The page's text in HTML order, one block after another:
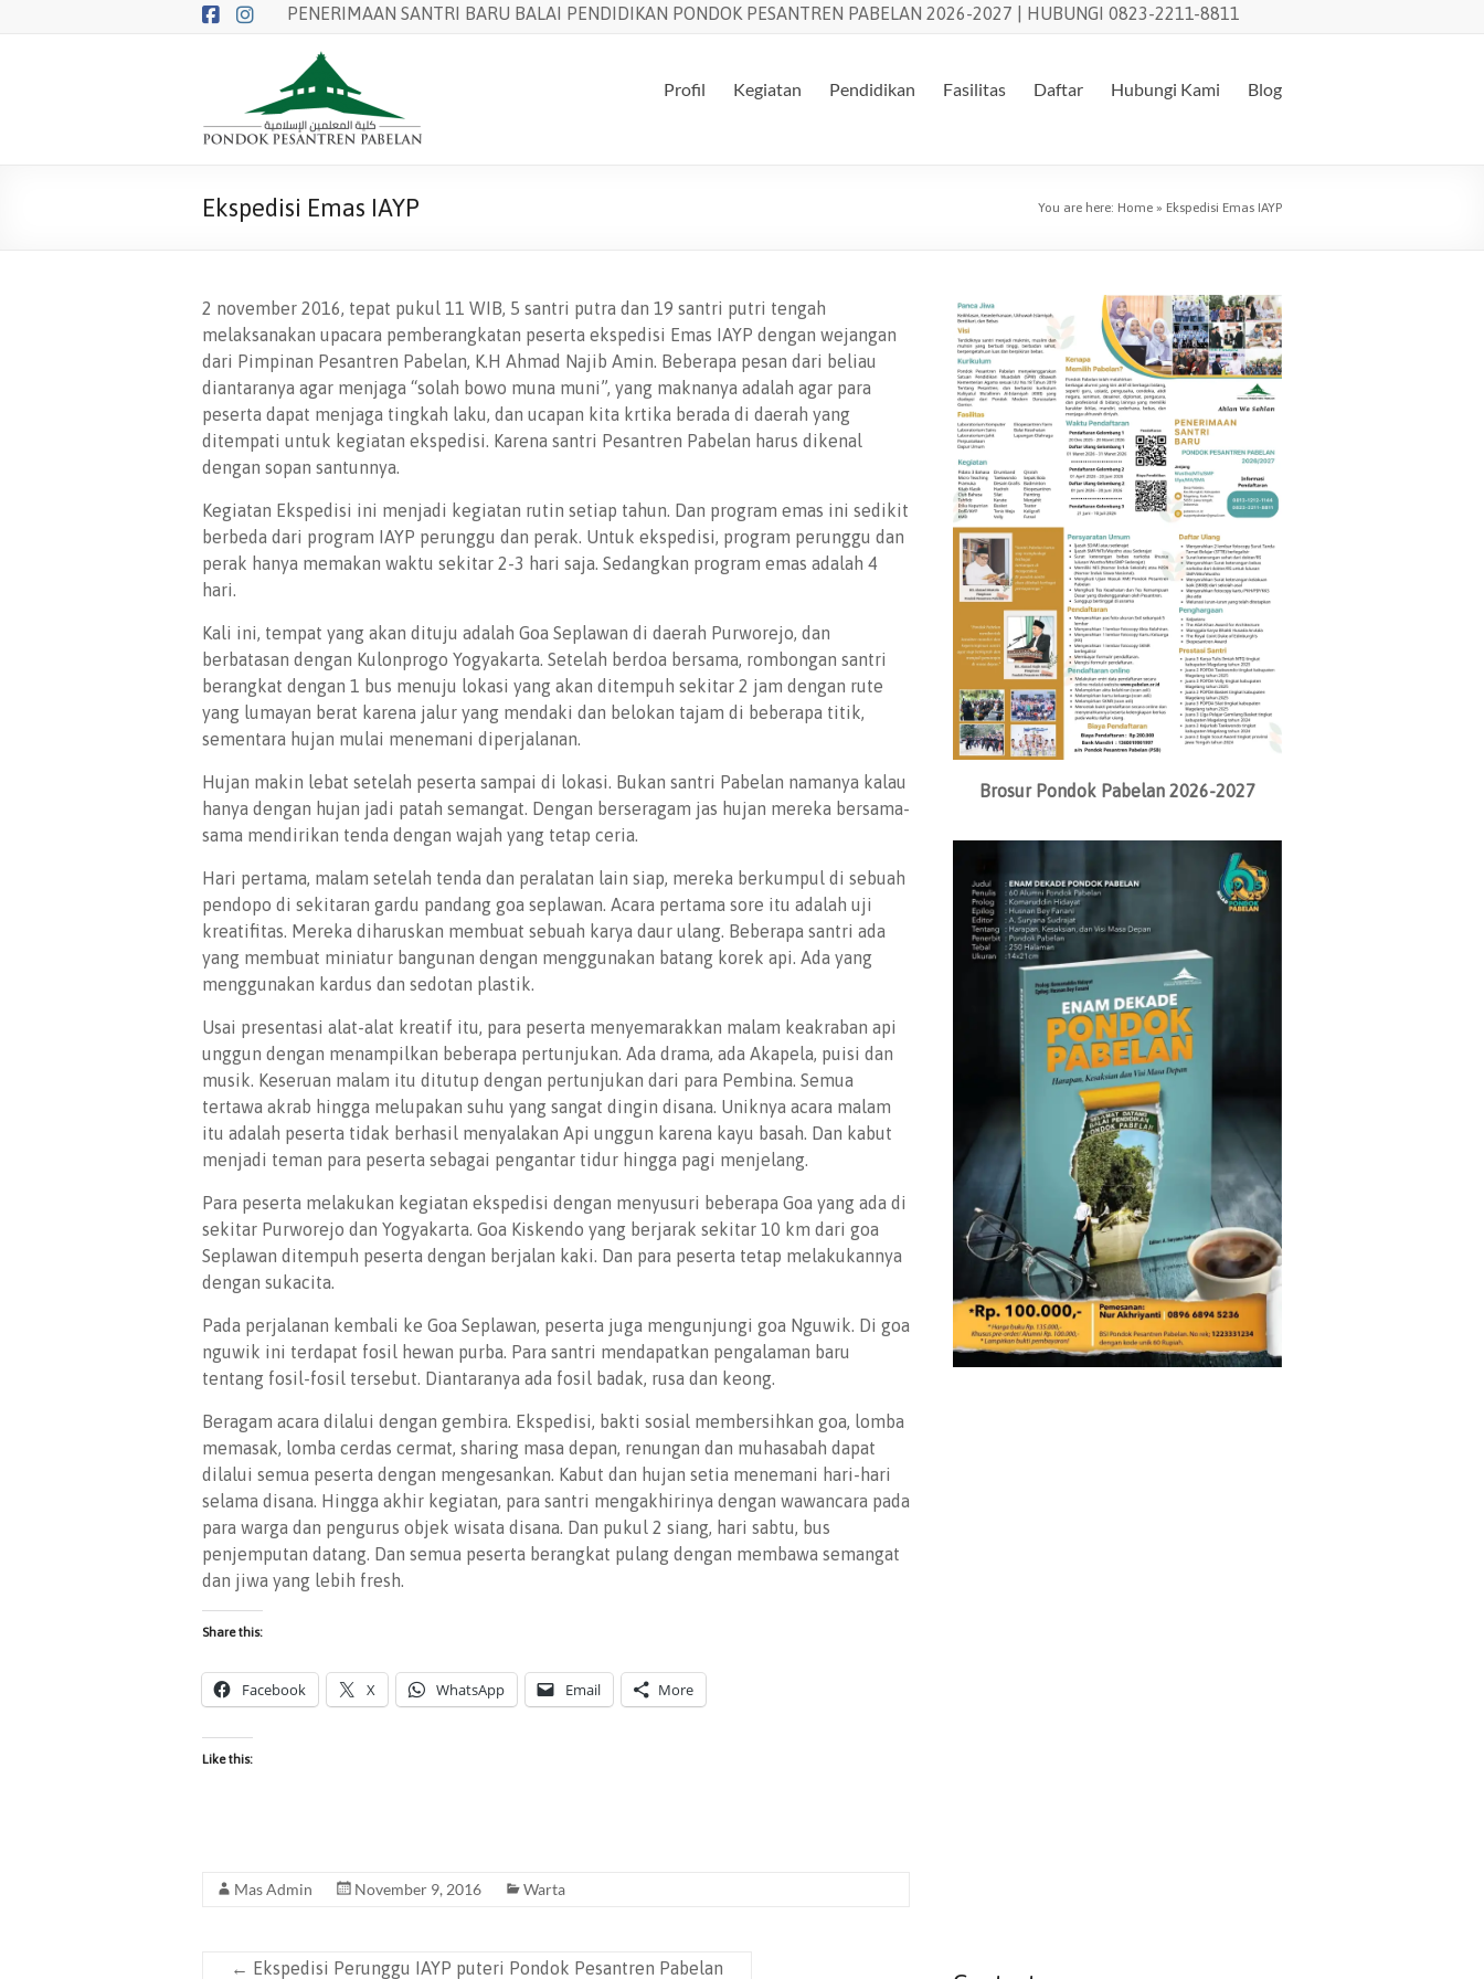
PENERIMAAN SANTRI BARU BALAI PENDIDIKAN PONDOK PESANTREN PABELAN 2026-2027 | HUBUNGI 0823-2211-8811
Balai
Pendidikan
Pesantren
Profil Kegiatan Pendidikan Fasilitas Daftar Hubungi Kami Blog
Ekspedisi Emas IAYP You are here: Home » Ekspedisi Emas IAYP
2 november 2016, tepat pukul 11 WIB, 5 santri putra dan 19 santri putri tengah
melaksanakan upacara pemberangkatan peserta ekspedisi Emas IAYP dengan wejangan
dari Pimpinan Pesantren Pabelan, K.H Ahmad Najib Amin. Beberapa pesan dari beliau
diantaranya agar menjaga “solah bowo muna muni”, yang maknanya adalah agar para
peserta dapat menjaga tingkah laku, dan ucapan kita krtika berada di daerah yang
ditempati untuk kegiatan ekspedisi. Karena santri Pesantren Pabelan harus dikenal
dengan sopan santunnya.
Kegiatan Ekspedisi ini menjadi kegiatan rutin setiap tahun. Dan program emas ini sedikit
berbeda dari program IAYP perunggu dan perak. Untuk ekspedisi, program perunggu dan
perak hanya memakan waktu sekitar 2-3 hari saja. Sedangkan program emas adalah 4
hari.
Kali ini, tempat yang akan dituju adalah Goa Seplawan di daerah Purworejo, dan
berbatasan dengan Kulonprogo Yogyakarta. Setelah berdoa bersama, rombongan santri
berangkat dengan 1 bus menuju lokasi yang akan ditempuh sekitar 2 jam dengan rute
yang lumayan berat karena jalur yang mendaki dan belokan tajam di beberapa titik,
sementara hujan mulai menemani diperjalanan.
Hujan makin lebat setelah peserta sampai di lokasi. Bukan santri Pabelan namanya kalau
hanya dengan hujan jadi patah semangat. Dengan berseragam jas hujan mereka bersama-
sama mendirikan tenda dengan wajah yang tetap ceria.
Hari pertama, malam setelah tenda dan peralatan lain siap, mereka berkumpul di sebuah
pendopo di sekitaran gardu pandang goa seplawan. Acara pertama sore itu adalah uji
kreatifitas. Mereka diharuskan membuat sebuah karya daur ulang. Beberapa santri ada
yang membuat miniatur bangunan dengan menggunakan batang korek api. Ada yang
menggunakan kardus dan sedotan plastik.
Usai presentasi alat-alat kreatif itu, para peserta menyemarakkan malam keakraban api
unggun dengan menampilkan beberapa pertunjukan. Ada drama, ada Akapela, puisi dan
musik. Keseruan malam itu ditutup dengan pertunjukan dari para Pembina. Semua
tertawa akrab hingga melupakan suhu yang sangat dingin disana. Uniknya acara malam
itu adalah peserta tidak berhasil menyalakan Api unggun karena kayu basah. Dan kabut
menjadi teman para peserta sebagai pengantar tidur hingga pagi menjelang.
Para peserta melakukan kegiatan ekspedisi dengan menyusuri beberapa Goa yang ada di
sekitar Purworejo dan Yogyakarta. Goa Kiskendo yang berjarak sekitar 10 km dari goa
Seplawan ditempuh peserta dengan berjalan kaki. Dan para peserta tetap melakukannya
dengan sukacita.
Pada perjalanan kembali ke Goa Seplawan, peserta juga mengunjungi goa Nguwik. Di goa
nguwik ini terdapat fosil hewan purba. Para santri mendapatkan pengalaman baru
tentang fosil-fosil tersebut. Diantaranya ada fosil badak, rusa dan keong.
Beragam acara dilalui dengan gembira. Ekspedisi, bakti sosial membersihkan goa, lomba
memasak, lomba cerdas cermat, sharing masa depan, renungan dan muhasabah dapat
dilalui semua peserta dengan mengesankan. Kabut dan hujan setia menemani hari-hari
selama disana. Hingga akhir kegiatan, para santri mengakhirinya dengan wawancara pada
para warga dan pengurus objek wisata disana. Dan pukul 2 siang, hari sabtu, bus
penjemputan datang. Dan semua peserta berangkat pulang dengan membawa semangat
dan jiwa yang lebih fresh.
Share this:
Facebook X WhatsApp Email More
Like this:
Mas Admin November 9, 2016 Warta
← Ekspedisi Perunggu IAYP puteri Pondok Pesantren Pabelan
Brosur Pondok Pabelan 2026-2027